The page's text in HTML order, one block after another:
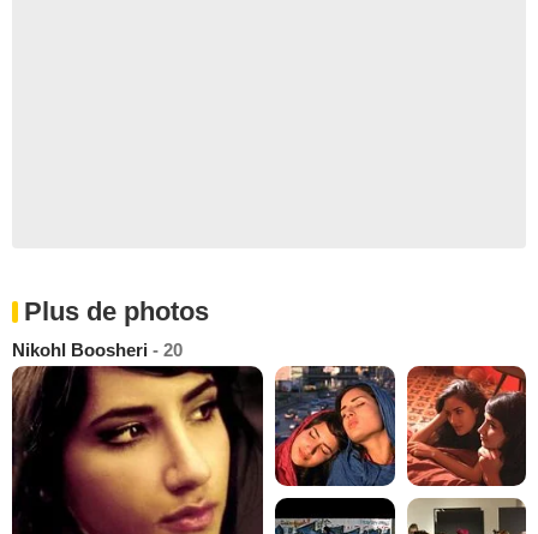
Plus de photos
Nikohl Boosheri - 20